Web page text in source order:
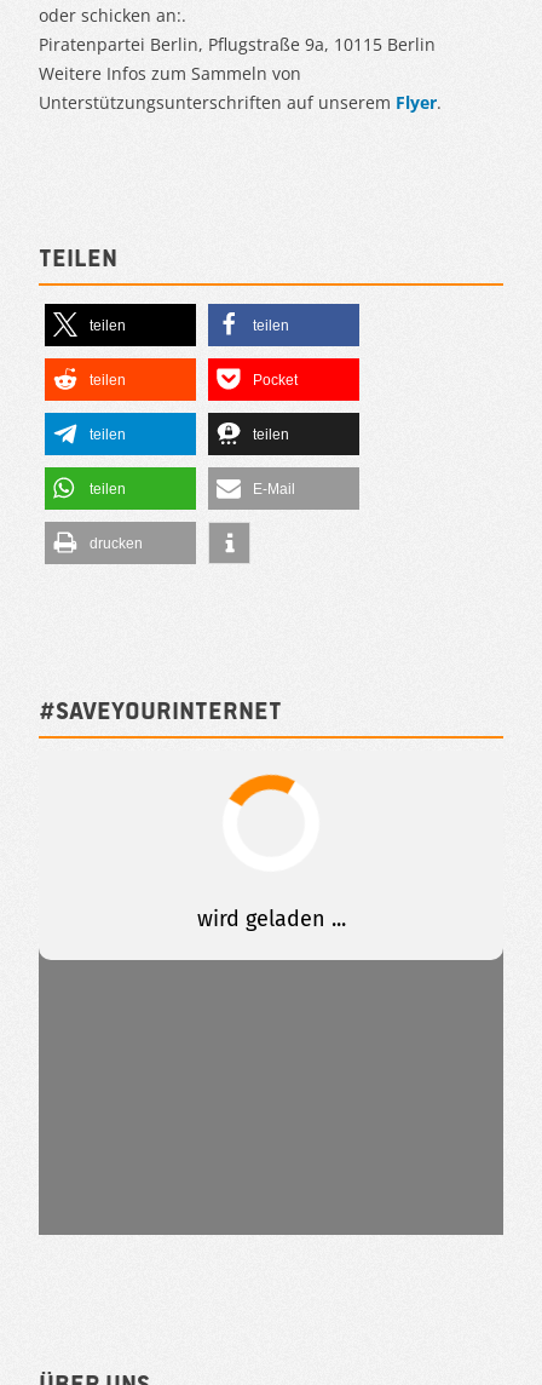
oder schicken an:.
Piratenpartei Berlin, Pflugstraße 9a, 10115 Berlin
Weitere Infos zum Sammeln von
Unterstützungsunterschriften auf unserem Flyer.
Teilen
teilen teilen
teilen Pocket
teilen teilen
teilen E-Mail
drucken
#SAVEYOURINTERNET